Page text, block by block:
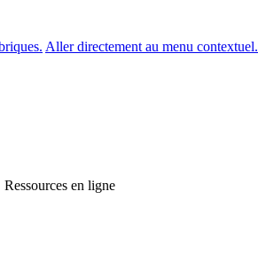
Aller directement au menu contextuel.
Ressources en ligne